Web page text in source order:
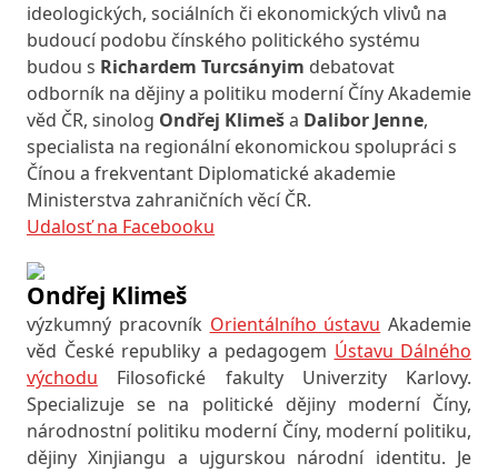
ideologických, sociálních či ekonomických vlivů na
budoucí podobu čínského politického systému
budou s Richardem Turcsányim debatovat
odborník na dějiny a politiku moderní Číny Akademie
věd ČR, sinolog Ondřej Klimeša Dalibor Jenne,
specialista na regionální ekonomickou spolupráci s
Čínou a frekventant Diplomatické akademie
Ministerstva zahraničních věcí ČR.
Udalosť na Facebooku
Ondřej Klimeš
výzkumný pracovník Orientálního ústavu Akademie
věd České republiky a pedagogem Ústavu Dálného
východu Filosofické fakulty Univerzity Karlovy.
Specializuje se na politické dějiny moderní Číny,
národnostní politiku moderní Číny, moderní politiku,
dějiny Xinjiangu a ujgurskou národní identitu. Je